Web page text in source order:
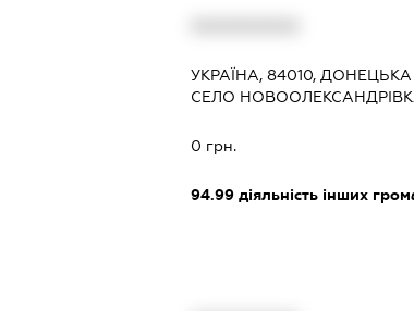
УКРАЇНА, 84010,
СЕЛО
0 грн.
94.99 діяльність інших